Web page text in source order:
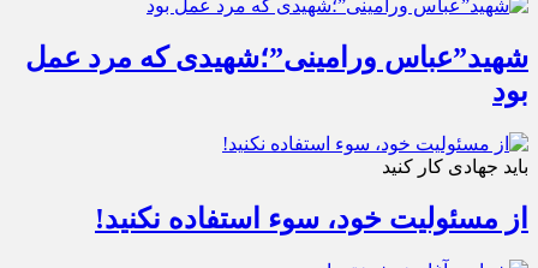
شهید”عباس ورامینی”؛شهیدی که مرد عمل
بود
باید جهادی کار کنید
از مسئولیت خود، سوء استفاده نکنید!